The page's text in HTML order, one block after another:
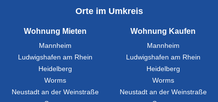
Orte im Umkreis
Wohnung Mieten
Mannheim
Ludwigshafen am Rhein
Heidelberg
Worms
Neustadt an der Weinstraße
Wohnung Kaufen
Mannheim
Ludwigshafen am Rhein
Heidelberg
Worms
Neustadt an der Weinstraße